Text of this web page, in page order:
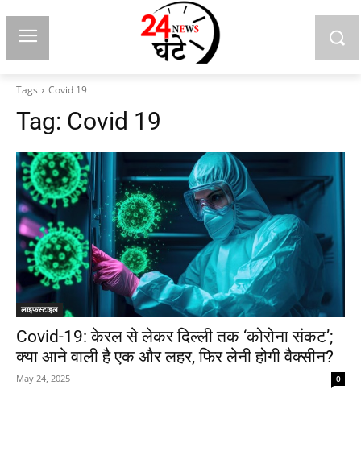
Tags Covid 19
Tag: Covid 19
लाइफस्टाइल
Covid-19: केरल से लेकर दिल्ली तक ‘कोरोना संकट’;
क्या आने वाली है एक और लहर, फिर लेनी होगी वैक्सीन?
May 24, 2025 0